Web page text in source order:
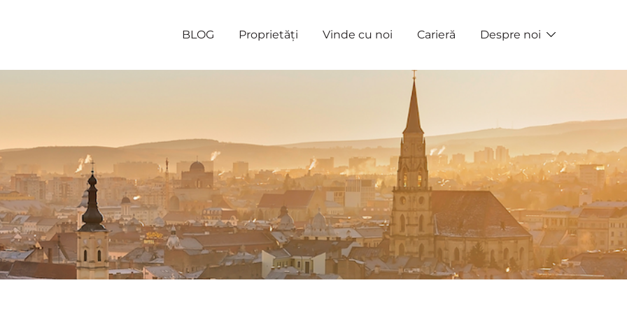
BLOG Proprietăți Vinde cu noi Carieră Despre noi